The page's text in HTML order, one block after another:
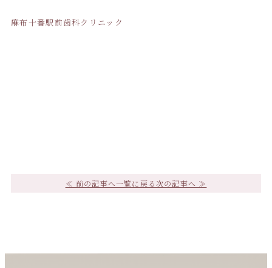
麻布十番駅前歯科クリニック
≪ 前の記事へ一覧に戻る次の記事へ ≫